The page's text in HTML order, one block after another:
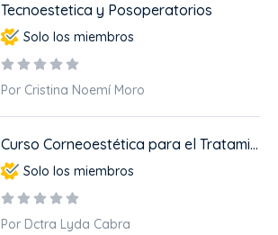
Tecnoestetica y Posoperatorios
Solo los miembros
Por Cristina Noemí Moro
Curso Corneoestética para el Tratami...
Solo los miembros
Por Dctra Lyda Cabra